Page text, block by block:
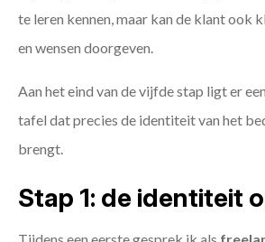
te leren kennen, maar kan de klant ook
en wensen doorgeven.
Aan het eind van de vijfde stap ligt er
tafel dat precies de identiteit van het
brengt.
Stap 1: de identiteit